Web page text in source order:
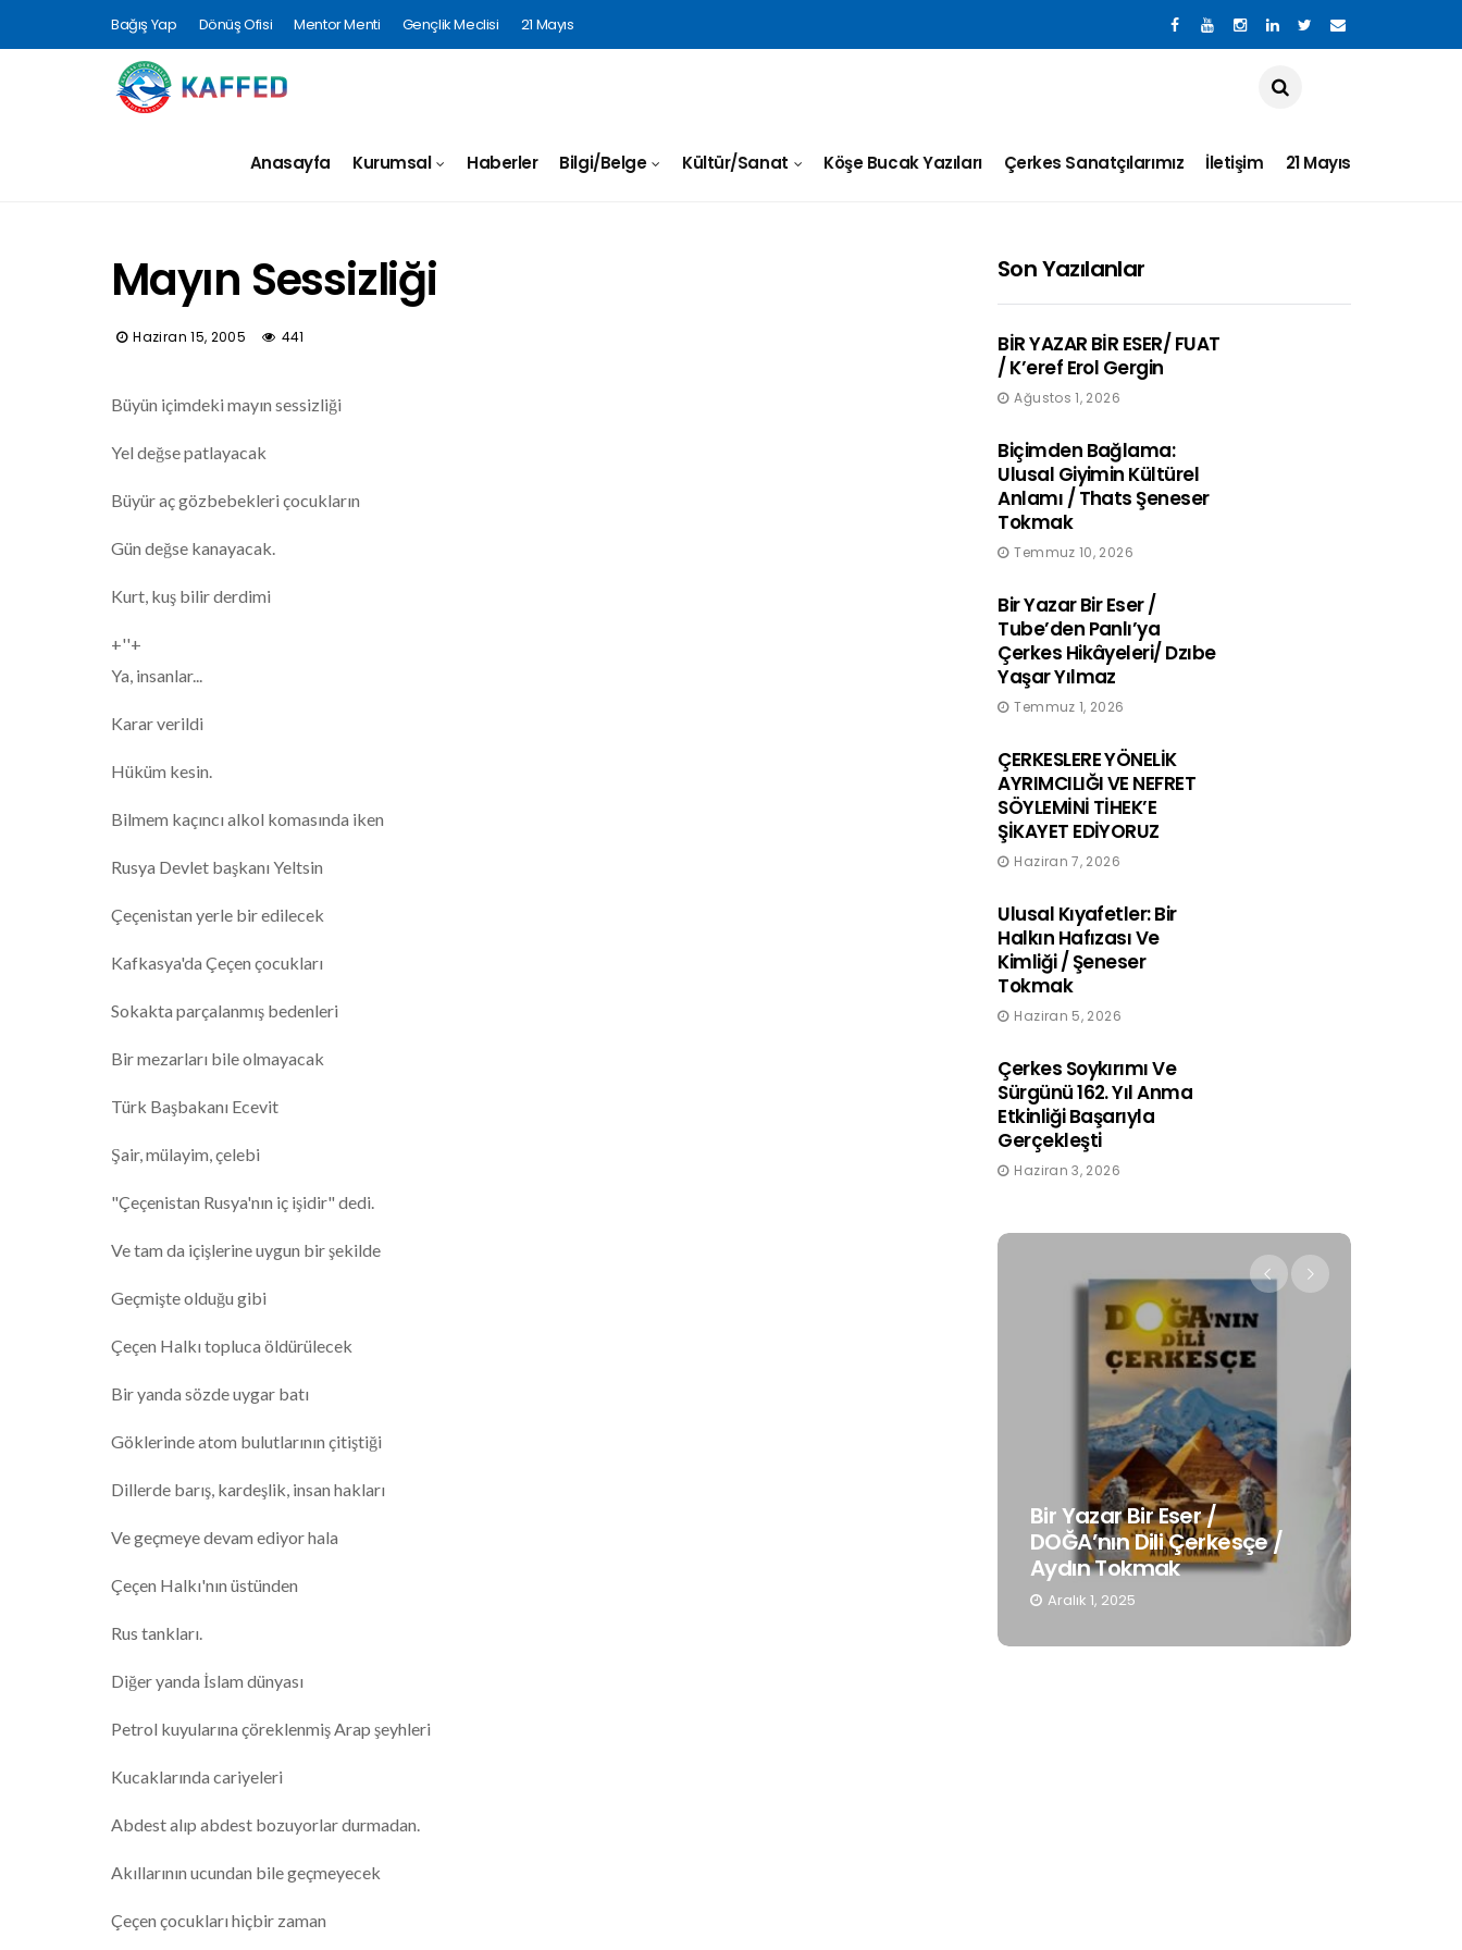
Bağış Yap Dönüş Ofisi Mentor Menti Gençlik Meclisi 21 Mayıs
Anasayfa Kurumsal Haberler Bilgi/Belge Kültür/Sanat Köşe Bucak Yazıları Çerkes Sanatçılarımız İletişim 21 Mayıs
Mayın Sessizliği
Haziran 15, 2005 441
Büyün içimdeki mayın sessizliği
Yel değse patlayacak
Büyür aç gözbebekleri çocukların
Gün değse kanayacak.
Kurt, kuş bilir derdimi
+''+
Ya, insanlar...
Karar verildi
Hüküm kesin.
Bilmem kaçıncı alkol komasında iken
Rusya Devlet başkanı Yeltsin
Çeçenistan yerle bir edilecek
Kafkasya'da Çeçen çocukları
Sokakta parçalanmış bedenleri
Bir mezarları bile olmayacak
Türk Başbakanı Ecevit
Şair, mülayim, çelebi
"Çeçenistan Rusya'nın iç işidir" dedi.
Ve tam da içişlerine uygun bir şekilde
Geçmişte olduğu gibi
Çeçen Halkı topluca öldürülecek
Bir yanda sözde uygar batı
Göklerinde atom bulutlarının çitiştiği
Dillerde barış, kardeşlik, insan hakları
Ve geçmeye devam ediyor hala
Çeçen Halkı'nın üstünden
Rus tankları.
Diğer yanda İslam dünyası
Petrol kuyularına çöreklenmiş Arap şeyhleri
Kucaklarında cariyeleri
Abdest alıp abdest bozuyorlar durmadan.
Akıllarının ucundan bile geçmeyecek
Çeçen çocukları hiçbir zaman
Son Yazılanlar
BİR YAZAR BİR ESER/ FUAT
/ K’eref Erol Gergin
Ağustos 1, 2026
Biçimden Bağlama:
Ulusal Giyimin Kültürel
Anlamı / Thats Şeneser
Tokmak
Temmuz 10, 2026
Bir Yazar Bir Eser /
Tube’den Panlı’ya
Çerkes Hikâyeleri/ Dzıbe
Yaşar Yılmaz
Temmuz 1, 2026
ÇERKESLERE YÖNELİK
AYRIMCILIĞI VE NEFRET
SÖYLEMİNİ TİHEK’E
ŞİKAYET EDİYORUZ
Haziran 7, 2026
Ulusal Kıyafetler: Bir
Halkın Hafızası Ve
Kimliği / Şeneser
Tokmak
Haziran 5, 2026
Çerkes Soykırımı Ve
Sürgünü 162. Yıl Anma
Etkinliği Başarıyla
Gerçekleşti
Haziran 3, 2026
Bir Yazar Bir Eser /
DOĞA’nın Dili Çerkesçe /
Aydın Tokmak
Aralık 1, 2025